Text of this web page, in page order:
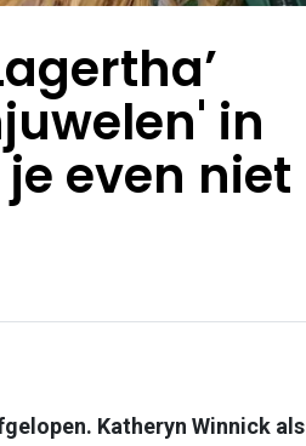
in
even niet
Katheryn Winnick als